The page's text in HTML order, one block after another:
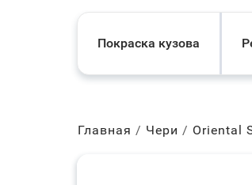
Покраска кузова
Главная Чери Oriental